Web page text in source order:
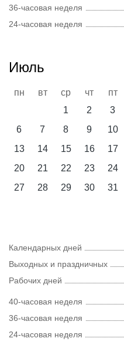
36-часовая неделя
24-часовая неделя
Июль
пн вт ср чт пт
1
2 3
6
7 8 9 10
13
14 15 16 17
20
21 22 23 24
27
28 29 30 31
Календарных дней
Выходных и праздничных
Рабочих дней
40-часовая неделя
36-часовая неделя
24-часовая неделя